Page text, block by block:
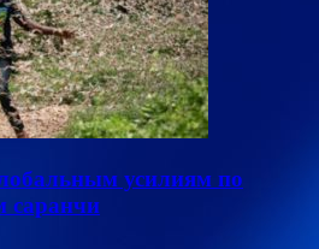
усилиям по
саранчи